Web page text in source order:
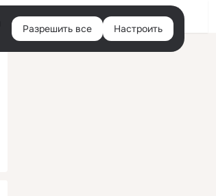
Войти
Разрешить все Настроить